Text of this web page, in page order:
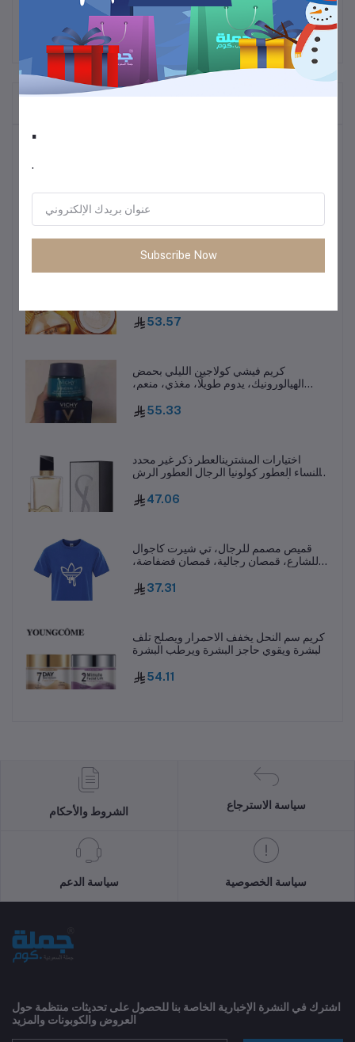
كابل USB C إلى Type C بطول 1 متر و2
متر و3 متر مصنوع من قماش معدني مضفر
من النايلون من نوع C إلى C لهاتف
Cream Facial Skin Care L251114
53.57
كريم فيشي كولاجين الليلي بحمض
الهيالورونيك، يدوم طويلًا، مغذي، منعم،
بالبشرة L25111455.33
اختيارات المشترينالعطر ذكر غير محدد
والنساء العطور كولونيا الرجال العطور الرش
47.06
قميص مصمم للرجال، تي شيرت كاجوال
للشارع، قمصان رجالية، قمصان فضفاضة،
شيرت بأكمام قصيرة
37.31
كريم سم النحل يخفف الاحمرار ويصلح تلف
البشرة ويقوي حاجز البشرة ويرطب البشرة
54.11
الشروط والأحكام
سياسة الاسترجاع
سياسة الدعم سياسة الخصوصية
اشترك في النشرة الإخبارية الخاصة بنا للحصول على تحديثات منتظمة حول
العروض والكوبونات والمزيد
.
.
Subscribe Now